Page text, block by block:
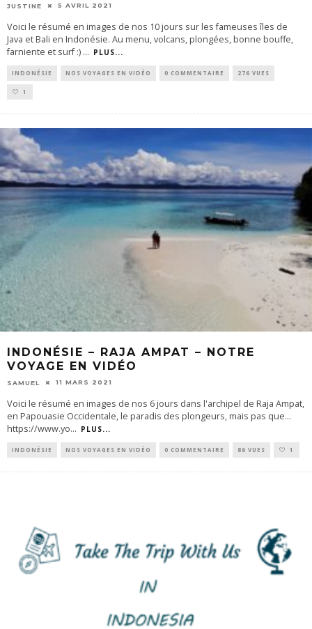
JUSTINE 5 AVRIL 2021
Voici le résumé en images de nos 10 jours sur les fameuses îles de
Java et Bali en Indonésie. Au menu, volcans, plongées, bonne bouffe,
farniente et surf :) ... PLUS...
INDONÉSIE NOS VOYAGES EN VIDÉO 0 COMMENTAIRE 276 VUES
1
INDONÉSIE – RAJA AMPAT – NOTRE
VOYAGE EN VIDÉO
SAMUEL 11 MARS 2021
Voici le résumé en images de nos 6 jours dans l'archipel de Raja Ampat,
en Papouasie Occidentale, le paradis des plongeurs, mais pas que...
https://www.yo... PLUS...
INDONÉSIE NOS VOYAGES EN VIDÉO 0 COMMENTAIRE 86 VUES 1